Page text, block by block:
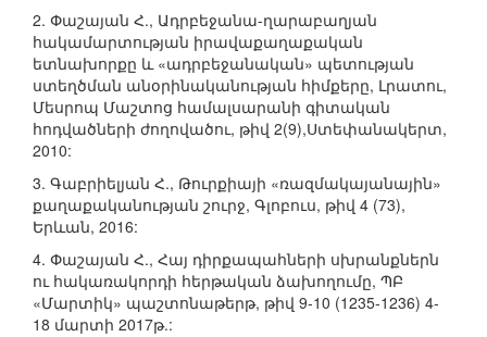
2. Փաշայան Հ., Ադրբեջանա-ղարաբաղյան
հակամարտության իրավաքաղաքական
ետնախորքը և «ադրբեջանական» պետության
ստեղծման անօրինականության հիմքերը, Լրատու,
Մեսրոպ Մաշտոց համալսարանի գիտական
հոդվածների ժողովածու, թիվ 2(9),Ստեփանակերտ,
2010:
3. Գաբրիելյան Հ., Թուրքիայի «ռազմակայանային»
քաղաքականության շուրջ, Գլոբուս, թիվ 4 (73),
Երևան, 2016:
4. Փաշայան Հ., Հայ դիրքապահների սխրանքներն
ու հակառակորդի հերթական ձախողումը, ՊԲ
«Մարտիկ» պաշտոնաթերթ, թիվ 9-10 (1235-1236) 4-
18 մարտի 2017թ.: